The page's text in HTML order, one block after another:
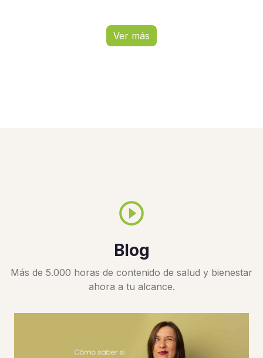
Ver más
play_circle_outline
Blog
Más de 5.000 horas de contenido de salud y bienestar
ahora a tu alcance.